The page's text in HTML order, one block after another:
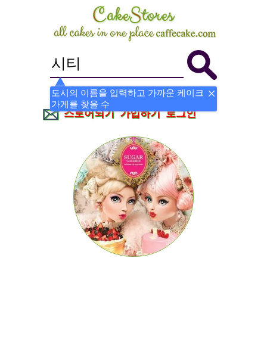
도시의 이름을 입력하고 가까운 케이크
가게를 찾을 수
스토어되기 가입하기 로그인